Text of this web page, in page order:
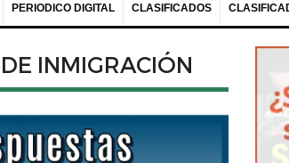
PERIODICO DIGITAL CLASIFICADOS
INMIGRACIÓN